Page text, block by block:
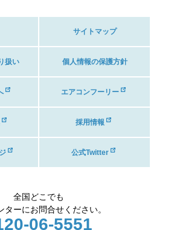
サイトマップ
扱い 個人情報の保護方針
エアコンフーリー
採用情報
公式Twitter
全国どこでも
ターにお問合せください。
06-5551